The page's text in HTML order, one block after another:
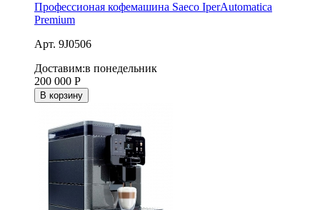
Профессионая кофемашина Saeco IperAutomatica
Premium
Арт. 9J0506
Доставим:в понедельник
200 000 Р
В корзину